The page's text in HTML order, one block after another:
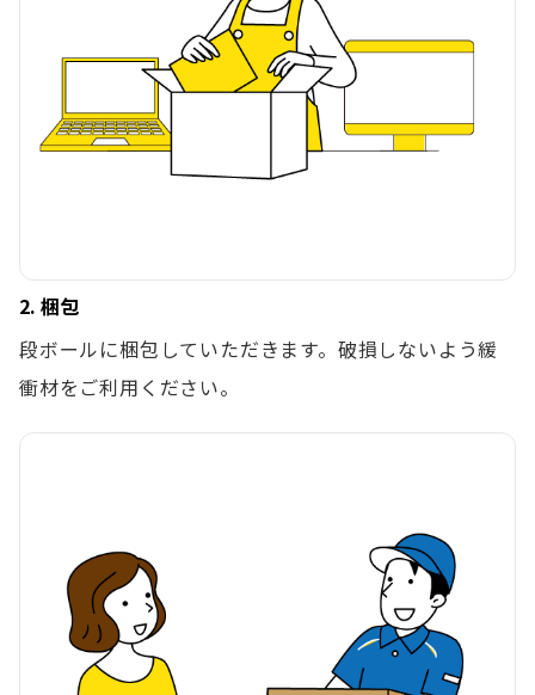
2. 梱包
段ボールに梱包していただきます。破損しないよう緩
衝材をご利用ください。